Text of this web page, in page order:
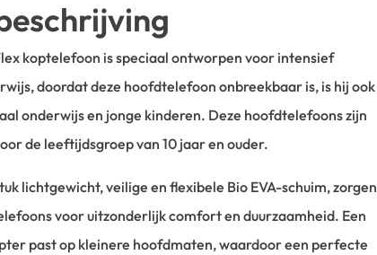
koptelefoon is speciaal ontworpen voor intensief
doordat deze hoofdtelefoon onbreekbaar is, is hij ook
onderwijs en jonge kinderen. Deze hoofdtelefoons zijn
de leeftijdsgroep van 10 jaar en ouder.
lichtgewicht, veilige en flexibele Bio EVA-schuim, zorgen
voor uitzonderlijk comfort en duurzaamheid. Een
past op kleinere hoofdmaten, waardoor een perfecte